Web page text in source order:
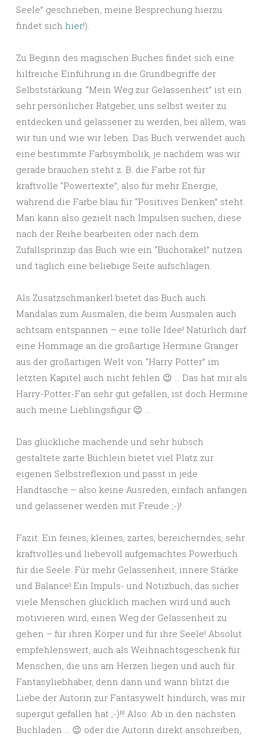
Seele” geschrieben, meine Besprechung hierzu
findet sich hier!).
Zu Beginn des magischen Buches findet sich eine
hilfreiche Einführung in die Grundbegriffe der
Selbststärkung. “Mein Weg zur Gelassenheit” ist ein
sehr persönlicher Ratgeber, uns selbst weiter zu
entdecken und gelassener zu werden, bei allem, was
wir tun und wie wir leben. Das Buch verwendet auch
eine bestimmte Farbsymbolik, je nachdem was wir
gerade brauchen steht z. B. die Farbe rot für
kraftvolle “Powertexte”, also für mehr Energie,
während die Farbe blau für “Positives Denken” steht.
Man kann also gezielt nach Impulsen suchen, diese
nach der Reihe bearbeiten oder nach dem
Zufallsprinzip das Buch wie ein “Buchorakel” nutzen
und täglich eine beliebige Seite aufschlagen.
Als Zusatzschmankerl bietet das Buch auch
Mandalas zum Ausmalen, die beim Ausmalen auch
achtsam entspannen – eine tolle Idee! Natürlich darf
eine Hommage an die großartige Hermine Granger
aus der großartigen Welt von “Harry Potter” im
letzten Kapitel auch nicht fehlen 😉 … Das hat mir als
Harry-Potter-Fan sehr gut gefallen, ist doch Hermine
auch meine Lieblingsfigur 😉 …
Das glückliche machende und sehr hübsch
gestaltete zarte Büchlein bietet viel Platz zur
eigenen Selbstreflexion und passt in jede
Handtasche – also keine Ausreden, einfach anfangen
und gelassener werden mit Freude ;-)!
Fazit: Ein feines, kleines, zartes, bereicherndes, sehr
kraftvolles und liebevoll aufgemachtes Powerbuch
für die Seele. Für mehr Gelassenheit, innere Stärke
und Balance! Ein Impuls- und Notizbuch, das sicher
viele Menschen glücklich machen wird und auch
motivieren wird, einen Weg der Gelassenheit zu
gehen – für ihren Körper und für ihre Seele! Absolut
empfehlenswert, auch als Weihnachtsgeschenk für
Menschen, die uns am Herzen liegen und auch für
Fantasyliebhaber, denn dann und wann blitzt die
Liebe der Autorin zur Fantasywelt hindurch, was mir
supergut gefallen hat ;-)!!! Also: Ab in den nächsten
Buchladen … 😉 oder die Autorin direkt anschreiben,